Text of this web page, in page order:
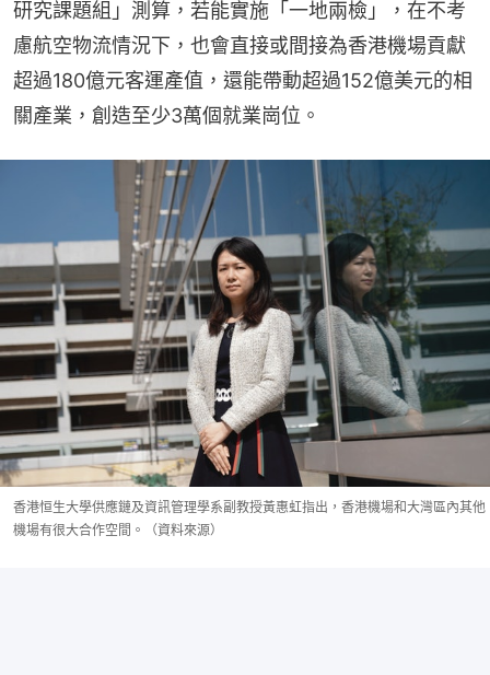
研究課題組」測算，若能實施「一地兩檢」，在不考
慮航空物流情況下，也會直接或間接為香港機場貢獻
超過180億元客運產值，還能帶動超過152億美元的相
關產業，創造至少3萬個就業崗位。
香港恒生大學供應鏈及資訊管理學系副教授黃惠虹指出，香港機場和大灣區內其他
機場有很大合作空間。（資料來源）